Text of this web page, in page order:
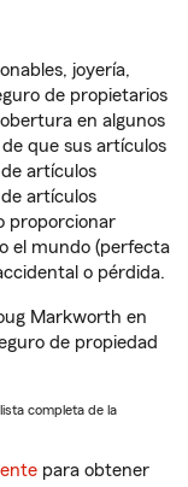
joyería,
de propietarios
en algunos
que sus artículos
artículos
artículos
proporcionar
el mundo (perfecta
o pérdida.
Markworth en
de propiedad
completa de la
para obtener